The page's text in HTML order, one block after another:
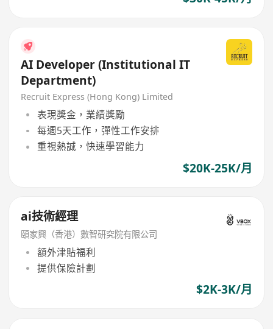
AI Developer (Institutional IT
Department)
Recruit Express (Hong Kong) Limited
表現獎金，業績獎勵
每週5天工作，彈性工作安排
重視熱誠，快速學習能力
$20K-25K/月
ai技術經理
頤家興（香港）數智研究院有限公司
額外津貼福利
提供保險計劃
$2K-3K/月